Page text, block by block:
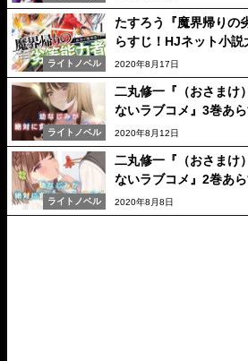
ライトノベル
たすろう『魔界帰りの
らすじ！HJネット小説
2020年8月17日
ライトノベル
二丸修一『（おさまけ
ないラブコメ』3巻あら
2020年8月12日
ライトノベル
二丸修一『（おさまけ
ないラブコメ』2巻あら
2020年8月8日